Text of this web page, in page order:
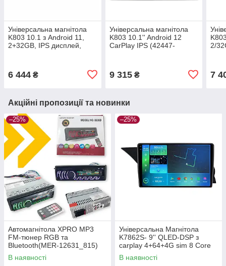
Універсальна магнітола
K803 10.1 з Android 11,
2+32GB, IPS дисплей,
6 444 ₴
Універсальна магнітола
K803 10.1'' Android 12
CarPlay IPS (42447-
9 315₴
2/
7
Акційні пропозиції та новинки
–25%
Автомагнітола XPRO MP3
FM-тюнер RGB та
Bluetooth(MER-12631_815)
В наявності
–25%
Універсальна Магнітола
K7862S- 9'' QLED-DSP з
carplay 4+64+4G sim 8 Core
Android 12 RGB (43336-
K7862S- 9''_6906)
В наявності